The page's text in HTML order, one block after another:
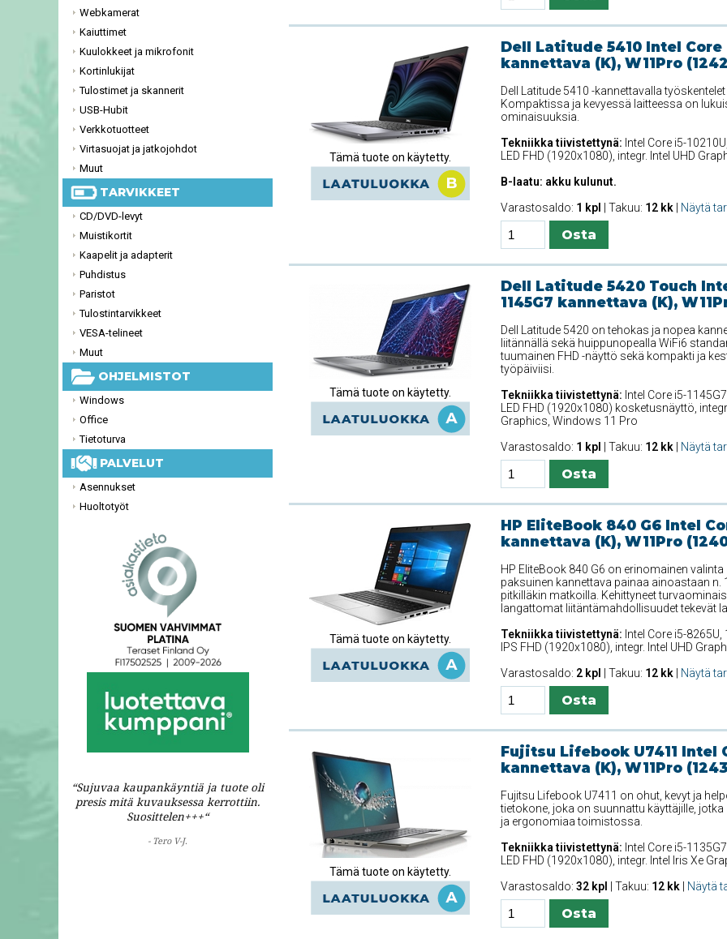
Webkamerat
Kaiuttimet
Kuulokkeet ja mikrofonit
Kortinlukijat
Tulostimet ja skannerit
USB-Hubit
Verkkotuotteet
Virtasuojat ja jatkojohdot
Muut
TARVIKKEET
CD/DVD-levyt
Muistikortit
Kaapelit ja adapterit
Puhdistus
Paristot
Tulostintarvikkeet
VESA-telineet
Muut
OHJELMISTOT
Windows
Office
Tietoturva
PALVELUT
Asennukset
Huoltotyöt
“Sujuvaa kaupankäyntiä ja tuote oli
presis mitä kuvauksessa kerrottiin.
Suosittelen+++“
- Tero V-J.
Tämä tuote on käytetty.
Dell Latitude 5410 Intel Core
kannettava (K), W11Pro
Dell Latitude 5410 -kannettavalla
Kompaktissa ja kevyessä laitteessa on
ominaisuuksia.
Tekniikka tiivistettynä: Intel Core i5-
LED FHD (1920x1080), integr. Intel UHD
B-laatu: akku kulunut.
Varastosaldo: 1 kpl | Takuu: 12 kk| Näytä
Tämä tuote on käytetty.
Dell Latitude 5420 Touch
1145G7 kannettava (K),
Dell Latitude 5420 on tehokas ja nopea
liitännällä sekä huippunopealla WiFi6
tuumainen FHD -näyttö sekä kompakti ja
työpäiviisi.
Tekniikka tiivistettynä: Intel Core i5-
LED FHD (1920x1080) kosketusnäyttö,
Graphics, Windows 11 Pro
Varastosaldo: 1 kpl | Takuu: 12 kk| Näytä
Tämä tuote on käytetty.
HP EliteBook 840 G6 Intel
kannettava (K), W11Pro
HP EliteBook 840 G6 on erinomainen
paksuinen kannettava painaa ainoastaan n.
pitkilläkin matkoilla. Kehittyneet
langattomat liitäntämahdollisuudet tekevät
Tekniikka tiivistettynä: Intel Core i5-8265U,
IPS FHD (1920x1080), integr. Intel UHD
Varastosaldo: 2 kpl | Takuu: 12 kk| Näytä
Tämä tuote on käytetty.
Fujitsu Lifebook U7411 Intel
kannettava (K), W11Pro
Fujitsu Lifebook U7411 on ohut, kevyt ja
tietokone, joka on suunnattu käyttäjille,
ja ergonomiaa toimistossa.
Tekniikka tiivistettynä: Intel Core i5-
LED FHD (1920x1080), integr. Intel Iris Xe
Varastosaldo: 32 kpl | Takuu: 12 kk| Näytä